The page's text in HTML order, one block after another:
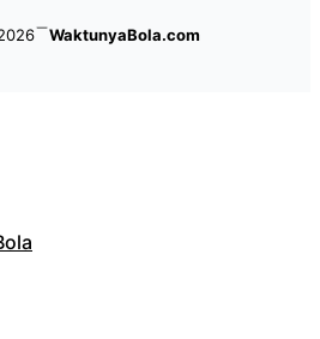
WaktunyaBola.com